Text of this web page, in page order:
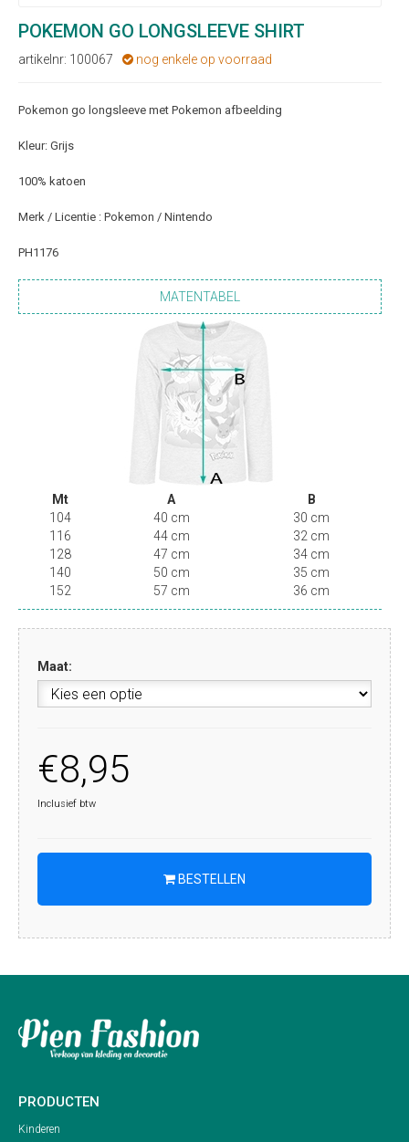
POKEMON GO LONGSLEEVE SHIRT
artikelnr: 100067  nog enkele op voorraad
Pokemon go longsleeve met Pokemon afbeelding
Kleur: Grijs
100% katoen
Merk / Licentie : Pokemon / Nintendo
PH1176
MATENTABEL
Mt A
B
104
40 cm
30 cm
116
44 cm
32 cm
128
47 cm
34 cm
140
50 cm
35 cm
152
57 cm 36 cm
Maat:
€8,95
Inclusief btw
 BESTELLEN
PRODUCTEN
Kinderen